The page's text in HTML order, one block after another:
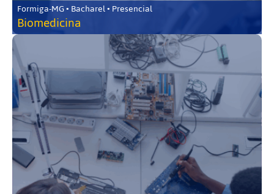
Formiga-MG • Bacharel • Presencial
Biomedicina